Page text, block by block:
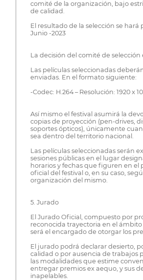
comité de la organización, bajo
de calidad.
El resultado de la selección se hará
Junio -2023
La decisión del comité de selección
Las películas seleccionadas
enviadas. En el formato siguiente:
-Codec: H.264 – Resolución: 1920 x
Así mismo el festival asumirá la
copias de proyección (pen-drives,
soportes ópticos), únicamente
sea dentro del territorio nacional.
Las películas seleccionadas serán
sesiones públicas en el lugar
horarios y fechas que figuren en el
oficial del festival o, en su caso,
organización del mismo.
5. Jurado
El Jurado Oficial, compuesto por
reconocida trayectoria en el ámbito
será el encargado de otorgar los
El jurado podrá declarar desierto,
calidad o por ausencia de trabajos
las modalidades que estime
entregar premios ex aequo, y sus
inapelables.